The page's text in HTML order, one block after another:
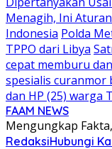
Menagih, Ini
Indonesia Polda
TPPO dari Libya
cepat memburu
spesialis curanmor
dan HP (25) warga
FAAM NEWS
Mengungkap
RedaksiHubungi